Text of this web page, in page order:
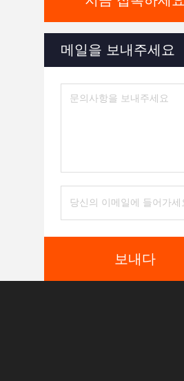
메일을 보내주세요
보내다